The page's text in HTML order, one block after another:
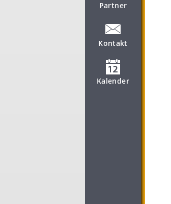
Partner
Kontakt
Kalender